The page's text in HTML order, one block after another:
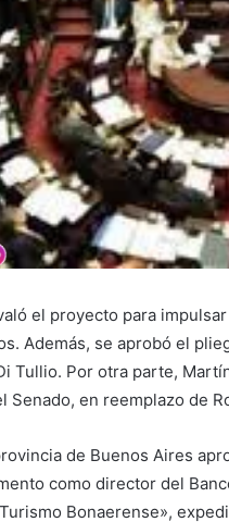
el proyecto para
Además, se aprobó el
Tullio. Por otra parte,
Senado, en reemplazo de
de Buenos Aires
como director del
Bonaerense»,